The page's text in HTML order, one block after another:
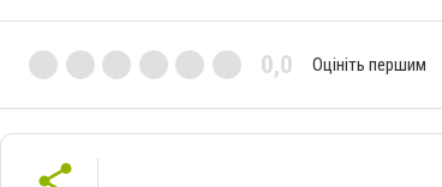
0,0 Оцініть першим